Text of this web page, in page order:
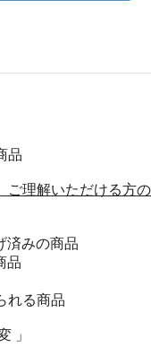
品
ご理解いただける方の
済みの商品
品
れる商品
」